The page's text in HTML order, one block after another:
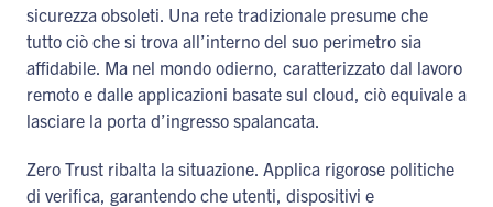
sicurezza obsoleti. Una rete tradizionale presume che
tutto ciò che si trova all’interno del suo perimetro sia
affidabile. Ma nel mondo odierno, caratterizzato dal lavoro
remoto e dalle applicazioni basate sul cloud, ciò equivale a
lasciare la porta d’ingresso spalancata.
Zero Trust ribalta la situazione. Applica rigorose politiche
di verifica, garantendo che utenti, dispositivi e